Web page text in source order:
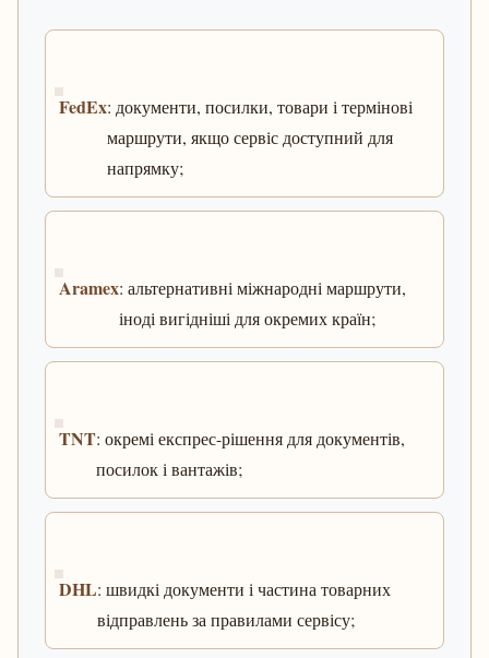
FedEx: документи, посилки, товари і термінові
маршрути, якщо сервіс доступний для
напрямку;
Aramex: альтернативні міжнародні маршрути,
іноді вигідніші для окремих країн;
TNT: окремі експрес-рішення для документів,
посилок і вантажів;
DHL: швидкі документи і частина товарних
відправлень за правилами сервісу;